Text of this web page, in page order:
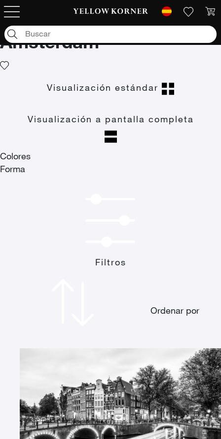
Fotografías de arte /Viaje /Europa /
Amsterdam
Visualización estándar
Visualización a pantalla completa
Colores
Forma
Filtros
Ordenar por